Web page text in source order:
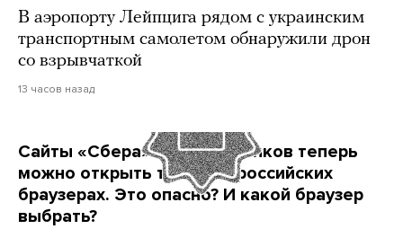
В аэропорту Лейпцига рядом с украинским
транспортным самолетом обнаружили дрон
со взрывчаткой
13 часов назад
Сайты «Сбера» и других банков теперь
можно открыть только в российских
браузерах. Это опасно? И какой браузер
выбрать?